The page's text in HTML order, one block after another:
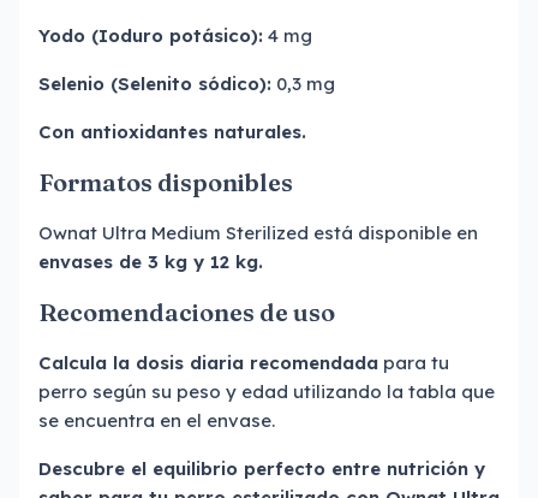
Yodo (Ioduro potásico): 4 mg
Selenio (Selenito sódico): 0,3 mg
Con antioxidantes naturales.
Formatos disponibles
Ownat Ultra Medium Sterilized está disponible en
envases de 3 kg y 12 kg.
Recomendaciones de uso
Calcula la dosis diaria recomendada para tu
perro según su peso y edad utilizando la tabla que
se encuentra en el envase.
Descubre el equilibrio perfecto entre nutrición y